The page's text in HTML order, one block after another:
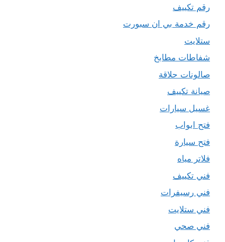
رقم تكييف
رقم خدمة بي ان سبورت
ستلايت
شفاطات مطابخ
صالونات حلاقة
صيانة تكييف
غسيل سيارات
فتح ابواب
فتح سيارة
فلاتر مياه
فني تكييف
فني رسيفرات
فني ستلايت
فني صحي